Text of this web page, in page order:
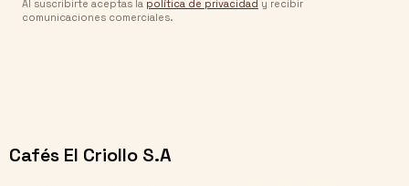
Al suscribirte aceptas la política de privacidad y recibir
comunicaciones comerciales.
Cafés El Criollo S.A